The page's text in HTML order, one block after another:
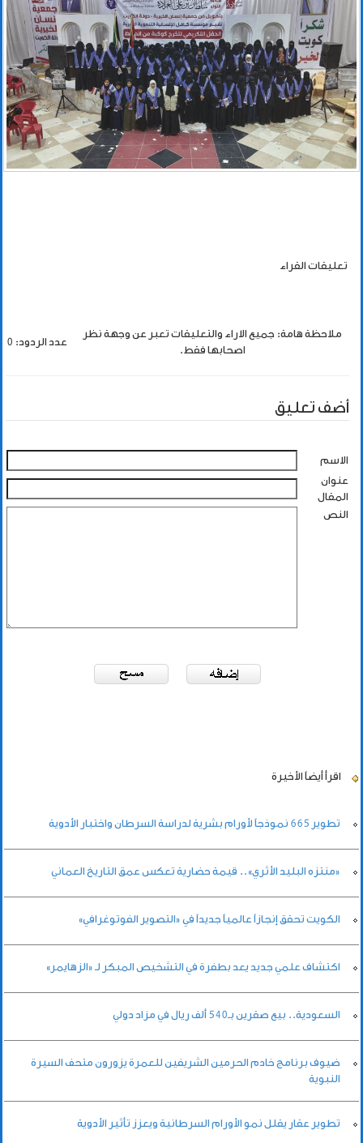
تعليقات القراء
ملاحظة هامة: جميع الاراء والتعليقات تعبر عن وجهة نظر
اصحابها فقط.
عدد الردود: 0
أضف تعليق
الاسم
عنوان
المقال
النص
اقرأ أيضاً الأخيرة
تطوير 665 نموذجاً لأورام بشرية لدراسة السرطان واختبار الأدوية
«منتزه البليد الأثري».. قيمة حضارية تعكس عمق التاريخ العماني
الكويت تحقق إنجازاً عالمياً جديداً في «التصوير الفوتوغرافي»
اكتشاف علمي جديد يعد بطفرة في التشخيص المبكر لـ «الزهايمر»
السعودية.. بيع صقرين بـ540 ألف ريال في مزاد دولي
ضيوف برنامج خادم الحرمين الشريفين للعمرة يزورون متحف السيرة
النبوية
تطوير عقار يقلل نمو الأورام السرطانية ويعزز تأثير الأدوية